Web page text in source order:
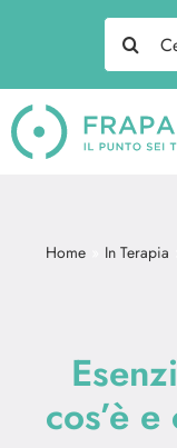
Search
for:
Home In Terapia
cos’è